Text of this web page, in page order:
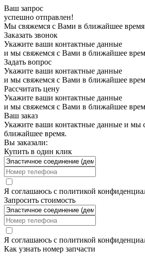
Ваш запрос
успешно отправлен!
Мы свяжемся с Вами в ближайшее
Заказать звонок
Укажите ваши контактные данные
и мы свяжемся с Вами в ближайшее
Задать вопрос
Укажите ваши контактные данные
и мы свяжемся с Вами в ближайшее
Рассчитать цену
Укажите ваши контактные данные
и мы свяжемся с Вами в ближайшее
Ваш заказ
Укажите ваши контактные данные и мы
ближайшее время.
Вы заказали:
Купить в один клик
Я соглашаюсь с политикой
Запросить стоимость
Я соглашаюсь с политикой
Как узнать номер запчасти